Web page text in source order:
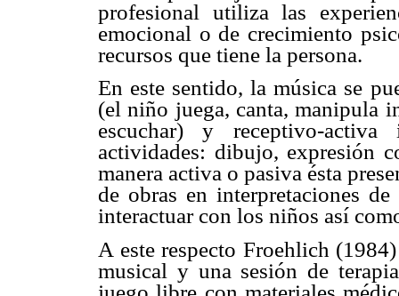
profesional utiliza las
emocional o de crecimiento
recursos que tiene la persona.
En este sentido, la música se
(el niño juega, canta, manipula
escuchar) y receptivo-
actividades: dibujo, expresión
manera activa o pasiva ésta
de obras en interpretaciones
interactuar con los niños así
A este respecto Froehlich
musical y una sesión de